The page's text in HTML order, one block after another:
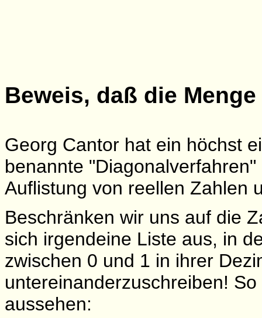
Beweis, daß die Menge
Georg Cantor hat ein höchst
benannte
Auflistung von reellen Zahlen
Beschränken wir uns auf die
sich irgendeine Liste aus, in
zwischen 0 und 1 in ihrer
untereinanderzuschreiben!
aussehen: